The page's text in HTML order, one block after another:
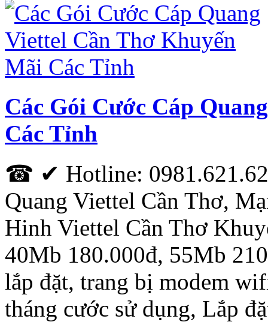
Các Gói Cước Cáp
Các Tỉnh
☎ ✔ Hotline:
Quang Viettel Cần Thơ,
Hinh Viettel Cần Thơ
40Mb 180.000đ, 55Mb
lắp đặt, trang bị modem
tháng cước sử dụng, Lắp